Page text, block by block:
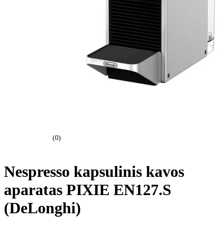
(0)
Nespresso kapsulinis kavos
aparatas PIXIE EN127.S
(DeLonghi)